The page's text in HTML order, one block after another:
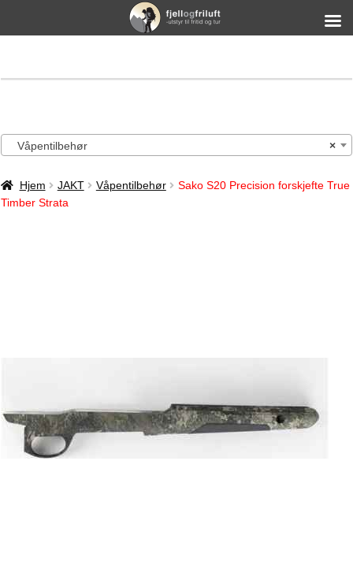
×
Våpentilbehør
Hjem JAKT Våpentilbehør
Sako S20 Precision forskjefte True
Timber Strata